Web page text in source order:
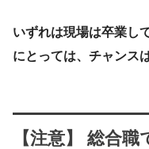
いずれは現場は卒業し
にとっては、チャンス
【注意】 総合